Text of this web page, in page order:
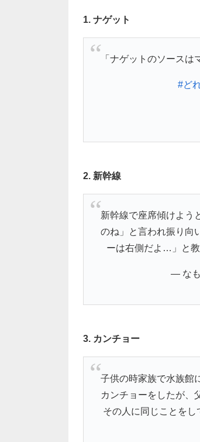
1. ナゲット
「ナゲットのソース
#ど
2. 新幹線
新幹線で座席傾けよう
のね」と言われ振り向
ーは右側だよ…」と
— なも
3. カンチョー
子供の時家族で水族館
カンチョーをしたが、
その人に同じことをし